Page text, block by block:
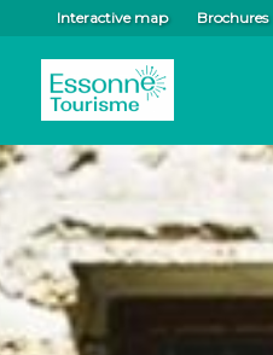
Interactive map Brochures